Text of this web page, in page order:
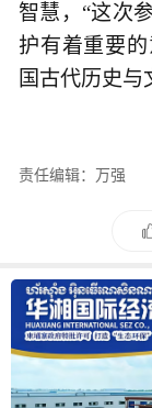
智慧，“这次
护有着重要
国古代历史与
责任编辑：万强